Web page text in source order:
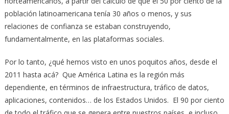
población latinoamericana tenía 30 años o menos, y sus
relaciones de confianza se estaban construyendo,
fundamentalmente, en las plataformas sociales.
Por lo tanto, ¿qué hemos visto en unos poquitos años, desde el
2011 hasta acá? Que América Latina es la región más
dependiente, en términos de infraestructura, tráfico de datos,
aplicaciones, contenidos… de los Estados Unidos. El 90 por ciento